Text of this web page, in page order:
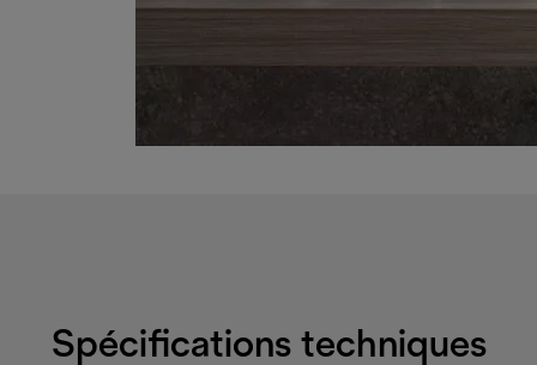
Spécifications techniques